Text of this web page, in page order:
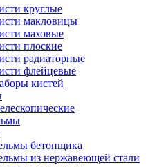
круглые
макловицы
маховые
плоские
радиаторные
флейцевые
кистей
бетонщика
из нержавеющей стали